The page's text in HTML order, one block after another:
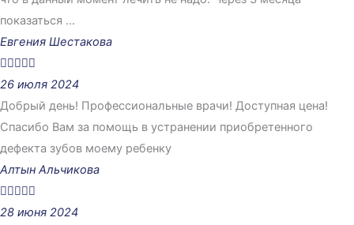
показаться ...
Евгения Шестакова

26 июля 2024
Добрый день! Профессиональные врачи! Доступная цена!
Спасибо Вам за помощь в устранении приобретенного
дефекта зубов моему ребенку
Алтын Альчикова

28 июня 2024